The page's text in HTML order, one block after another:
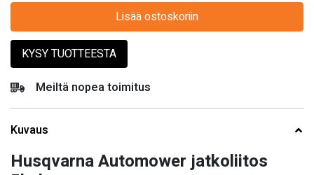
Lisää ostoskoriin
KYSY TUOTTEESTA
Meiltä nopea toimitus
Kuvaus
Husqvarna Automower jatkoliitos